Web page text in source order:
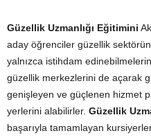
Güzellik Uzmanlığı Eğitimini
aday öğrenciler güzellik
yalnızca istihdam
güzellik merkezlerini de açarak
genişleyen ve güçlenen hizmet
yerlerini alabilirler. Güzellik
başarıyla tamamlayan